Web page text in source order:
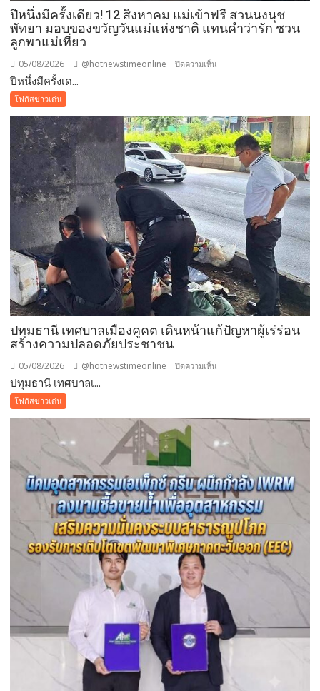
ปีหนึ่งมีครั้งเดียว! 12 สิงหาคม แม่เข้าฟรี สวนนงนุช
พัทยา มอบของขวัญวันแม่แห่งชาติ แทนคำว่ารัก ชวน
ลูกพาแม่เที่ยว
05/08/2026 @hotnewstimeonline ปิดความเห็น
ครั้ง
เดียว!
12
สิงหาคม
แม่
เข้า
ฟรี
สวน
นงนุช
พัทยา
มอบ
ของ
ขวัญ
วัน
ว่า
รัก
พา
แม่
เที่ยว
ปีหนึ่งมีครั้งเด...
โฟกัสข่าวเด่น
ปทุมธานี เทศบาลเมืองคูคต เดินหน้าแก้ปัญหาผู้เร่ร่อน
สร้างความปลอดภัยประชาชน
05/08/2026 @hotnewstimeonline ปิดความเห็น
คูคต
เดิน
แก้
ปัญหา
ผู้
เร่ร่อน
สร้าง
ความ
ปทุมธานี เทศบาลเ...
โฟกัสข่าวเด่น